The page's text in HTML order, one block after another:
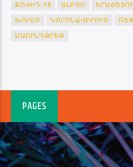
ՔՈՎԻԴ-19
ԱԼԲՈՄ
ԽՈՒՄԲ
ԿՈՐՈՆԱՎԻՐՈՒՍ
ՍԱՈՒՆԴԹՐԵՔ
PAGES